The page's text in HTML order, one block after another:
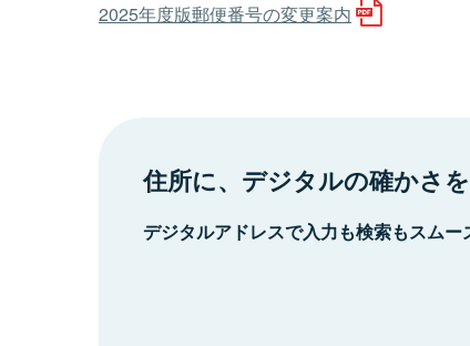
2025年度版郵便番号の変更案内
住所に、デジタルの確かさを
デジタルアドレスで入力も検索もスムー